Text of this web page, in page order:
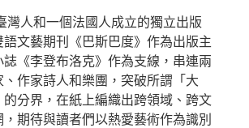
灣人和一個法國人成立的獨立出版
文藝期刊《巴斯巴度》作為出版主
《李登布洛克》作為支線，串連兩
、作家詩人和樂團，突破所謂「大
分界，在紙上編織出跨領域、跨文
期待與讀者們以熱愛藝術作為識別